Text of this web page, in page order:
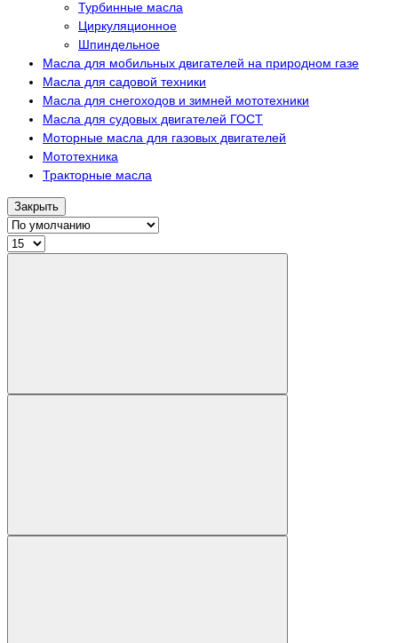
Турбинные масла
Циркуляционное
Шпиндельное
Масла для мобильных двигателей на природном газе
Масла для садовой техники
Масла для снегоходов и зимней мототехники
Масла для судовых двигателей ГОСТ
Моторные масла для газовых двигателей
Мототехника
Тракторные масла
Закрыть